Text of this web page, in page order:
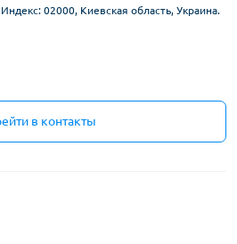
02000, Киевская область, Украина.
в контакты